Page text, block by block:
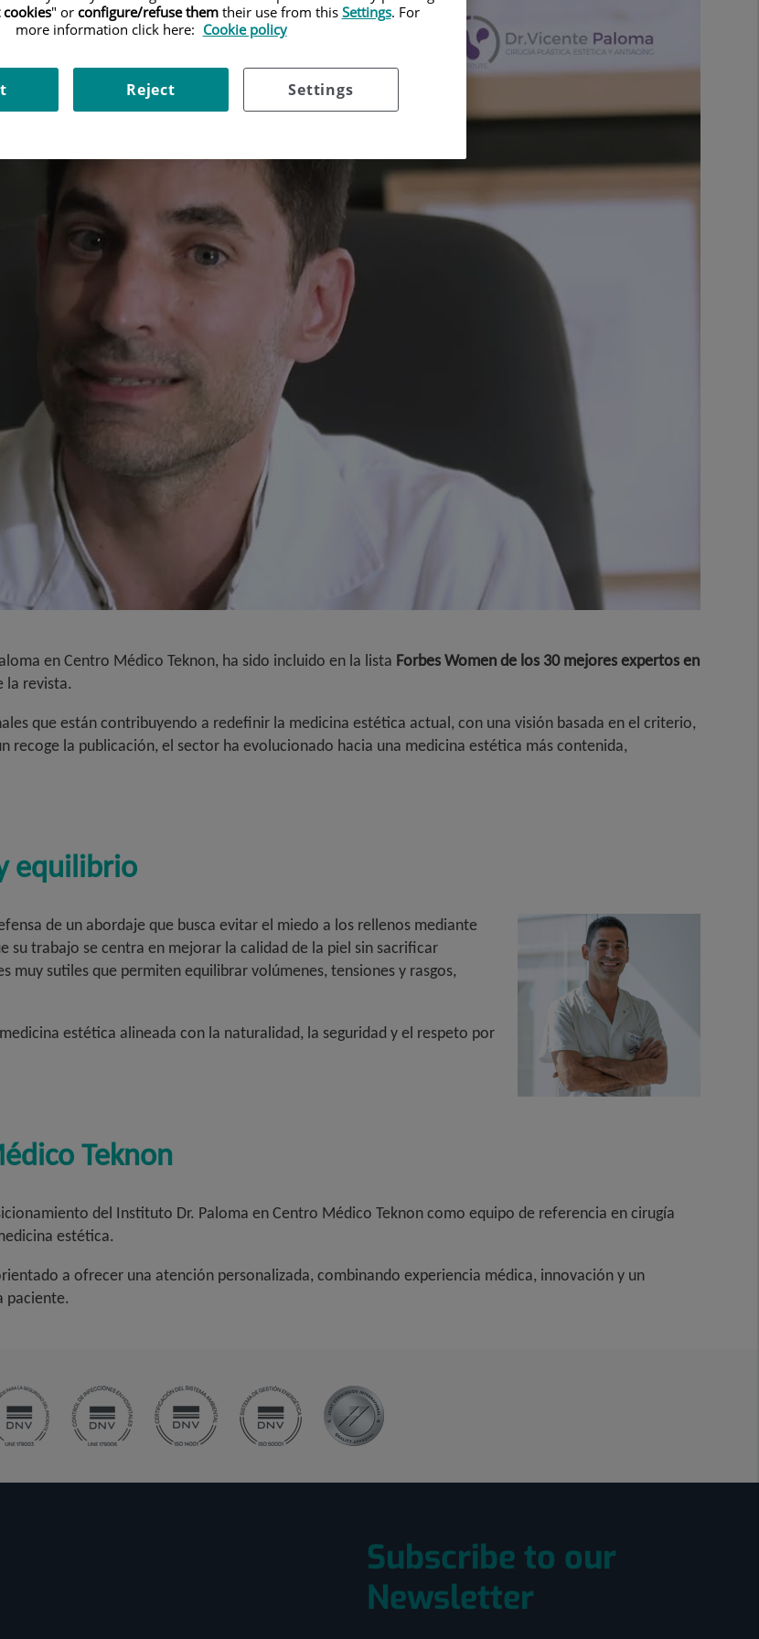
en Centro Médico Teknon, ha sido incluido en la lista Forbes Women de los 30 mejores expertos en
la revista.
que están contribuyendo a redefinir la medicina estética actual, con una visión basada en el criterio,
la publicación, el sector ha evolucionado hacia una medicina estética más contenida,
equilibrio
de un abordaje que busca evitar el miedo a los rellenos mediante
su trabajo se centra en mejorar la calidad de la piel sin sacrificar
sutiles que permiten equilibrar volúmenes, tensiones y rasgos,
estética alineada con la naturalidad, la seguridad y el respeto por
Teknon
del Instituto Dr. Paloma en Centro Médico Teknon como equipo de referencia en cirugía
estética.
a ofrecer una atención personalizada, combinando experiencia médica, innovación y un
paciente.
Subscribe to our
Newsletter
cookies" or configure/refuse themtheir use from this Settings. For
more information click here: Cookie policy
Settings
Reject